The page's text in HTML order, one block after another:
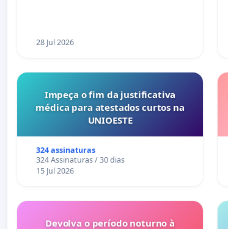
28 Jul 2026
Impeça o fim da justificativa
médica para atestados curtos na
UNIOESTE
324 assinaturas
324 Assinaturas / 30 dias
15 Jul 2026
Devolva o período noturno à